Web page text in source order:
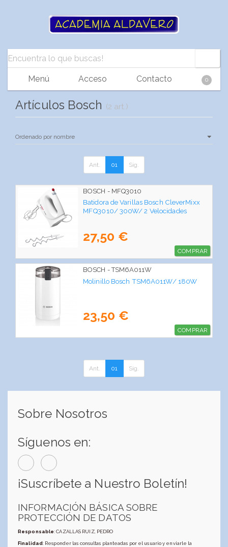
Menú Acceso Contacto 0
Artículos Bosch (2 art.)
Ant. 01 Sig.
BOSCH - MFQ3010
Batidora de Varillas Bosch CleverMixx
MFQ3010/ 300W/ 2 Velocidades
27,50 €
COMPRAR
BOSCH - TSM6A011W
Molinillo Bosch TSM6A011W/ 180W
23,50 €
COMPRAR
Ant. 01 Sig.
Sobre Nosotros
Síguenos en:
¡Suscríbete a Nuestro Boletín!
INFORMACIÓN BÁSICA SOBRE
PROTECCIÓN DE DATOS
Responsable: CAZALLAS RUIZ, PEDRO
Finalidad: Responder las consultas planteadas por el usuario y enviarle la